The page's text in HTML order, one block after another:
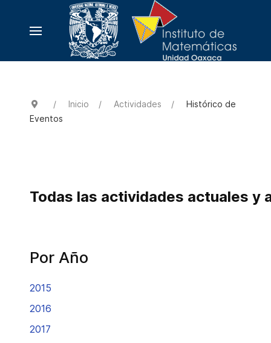
Inicio Actividades
Histórico de
Eventos
Todas las actividades actuales y
Por Año
2015
2016
2017